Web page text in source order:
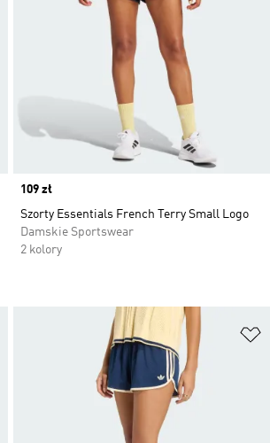
Price
109 zł
Szorty Essentials French Terry Small Logo
Damskie Sportswear
2 kolory
Dodaj do listy życzeń